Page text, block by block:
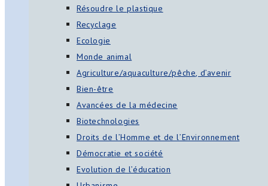
Résoudre le plastique
Recyclage
Ecologie
Monde animal
Agriculture/aquaculture/pêche, d’avenir
Bien-être
Avancées de la médecine
Biotechnologies
Droits de l’Homme et de l’Environnement
Démocratie et société
Evolution de l’éducation